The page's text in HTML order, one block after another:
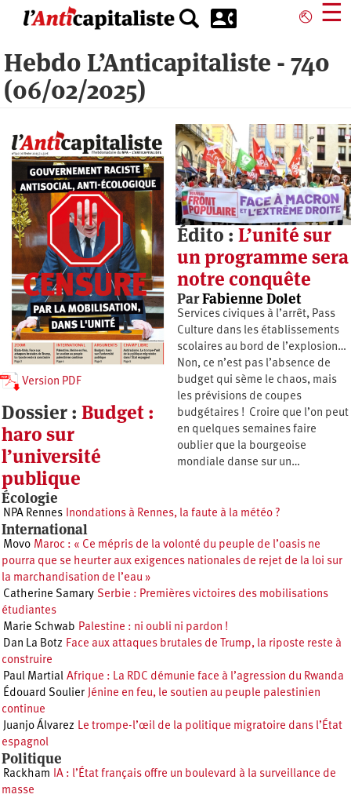
principal
⎋ ☰
Hebdo L’Anticapitaliste - 740
(06/02/2025)
Édito : L’unité sur
un programme sera
notre conquête
ParFabienne Dolet
Services civiques à l’arrêt, Pass
Culture dans les établissements
scolaires au bord de l’explosion…
Non, ce n’est pas l’absence de
budget qui sème le chaos, mais
les prévisions de coupes
budgétaires ! Croire que l’on peut
en quelques semaines faire
oublier que la bourgeoise
mondiale danse sur un…
Version PDF
Dossier : Budget :
haro sur
l’université
publique
Écologie
NPA Rennes Inondations à Rennes, la faute à la météo ?
International
Movo Maroc : « Ce mépris de la volonté du peuple de l’oasis ne
pourra que se heurter aux exigences nationales de rejet de la loi sur
la marchandisation de l’eau »
Catherine Samary Serbie : Premières victoires des mobilisations
étudiantes
Marie Schwab Palestine : ni oubli ni pardon !
Dan La Botz Face aux attaques brutales de Trump, la riposte reste à
construire
Paul Martial Afrique : La RDC démunie face à l’agression du Rwanda
Édouard Soulier Jénine en feu, le soutien au peuple palestinien
continue
Juanjo Álvarez Le trompe-l’œil de la politique migratoire dans l’État
espagnol
Politique
Rackham IA : l’État français offre un boulevard à la surveillance de
masse